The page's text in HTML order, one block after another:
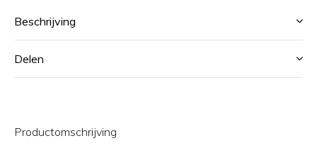
Beschrijving
Delen
Productomschrijving